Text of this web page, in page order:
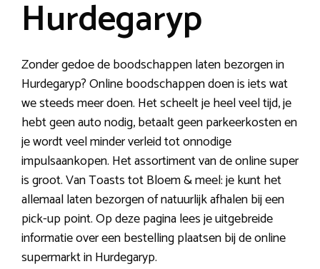
Hurdegaryp
Zonder gedoe de boodschappen laten bezorgen in
Hurdegaryp? Online boodschappen doen is iets wat
we steeds meer doen. Het scheelt je heel veel tijd, je
hebt geen auto nodig, betaalt geen parkeerkosten en
je wordt veel minder verleid tot onnodige
impulsaankopen. Het assortiment van de online super
is groot. Van Toasts tot Bloem & meel: je kunt het
allemaal laten bezorgen of natuurlijk afhalen bij een
pick-up point. Op deze pagina lees je uitgebreide
informatie over een bestelling plaatsen bij de online
supermarkt in Hurdegaryp.